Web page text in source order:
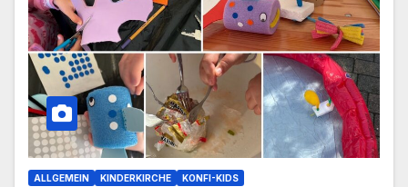
ALLGEMEIN KINDERKIRCHE KONFI-KIDS